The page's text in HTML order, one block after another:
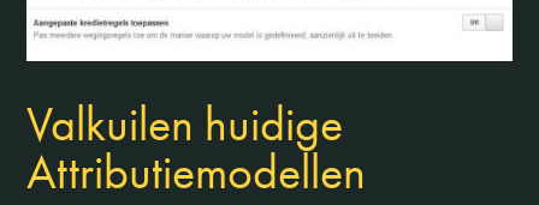
Valkuilen huidige
Attributiemodellen